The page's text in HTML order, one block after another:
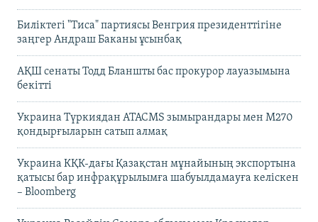
Биліктегі "Тиса" партиясы Венгрия президенттігіне
заңгер Андраш Баканы ұсынбақ
АҚШ сенаты Тодд Бланшты бас прокурор лауазымына
бекітті
Украина Түркиядан ATACMS зымырандары мен M270
қондырғыларын сатып алмақ
Украина КҚК-дағы Қазақстан мұнайының экспортына
қатысы бар инфрақұрылымға шабуылдамауға келіскен
– Bloomberg